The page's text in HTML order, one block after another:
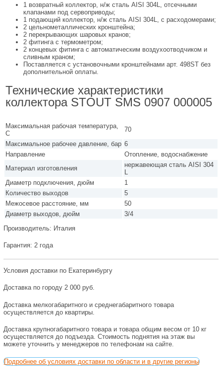
1 возвратный коллектор, н/ж сталь AISI 304L, отсечными
клапанами под сервоприводы;
1 подающий коллектор, н/ж сталь AISI 304L, с расходомерами;
2 цельнометаллических кронштейна;
2 перекрывающих шаровых кранов;
2 фитинга с термометром;
2 концевых фитинга с автоматическим воздухоотводчиком и
сливным краном;
Поставляется с установочными кронштейнами арт. 498ST без
дополнительной оплаты.
Технические характеристики
коллектора STOUT SMS 0907 000005
Максимальная рабочая температура,
С
70
Максимальное рабочее давление, бар 6
Направление
Отопление, водоснабжение
Материал изготовления
нержавеющая сталь AISI 304
L
Диаметр подключения, дюйм
1
Количество выходов
5
Межосевое расстояние, мм
50
Диаметр выходов, дюйм
3/4
Производитель: Италия
Гарантия: 2 года
Условия доставки по Екатеринбургу
Доставка по городу 2 000 руб.
Доставка мелкогабаритного и среднегабаритного товара
осуществляется до квартиры.
Доставка крупногабаритного товара и товара общим весом от 10 кг
осуществляется до подъезда. Стоимость поднятия на этаж вы
можете уточнить у менеджеров по телефонам на сайте.
Подробнее об условиях доставки по области и в другие регионы